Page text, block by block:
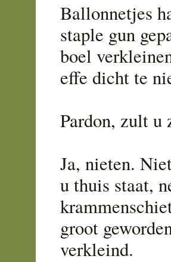
Ballonnetjes
staple gun
boel
effe dicht te
Pardon, zult u
Ja, nieten.
u thuis staat,
groot
verkleind.